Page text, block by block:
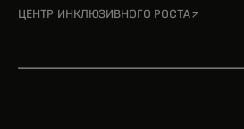
ЦЕНТР ИНКЛЮЗИВНОГО РОСТАopens in